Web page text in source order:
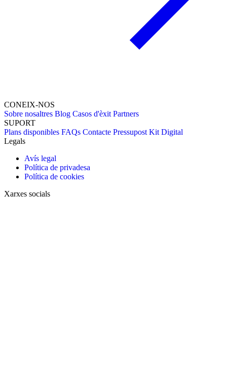
CONEIX-NOS
Sobre nosaltres Blog Casos d'èxit Partners
SUPORT
Plans disponibles FAQs Contacte Pressupost Kit Digital
Legals
Avís legal
Política de privadesa
Política de cookies
Xarxes socials